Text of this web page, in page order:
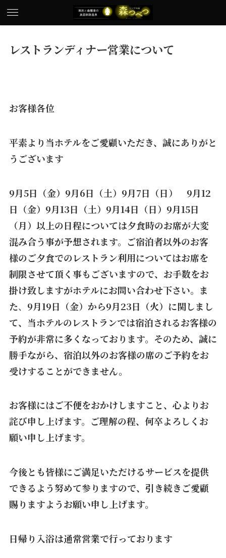
レストランディナー営業について
お客様各位
平素より当ホテルをご愛顧いただき、誠にありがと
うございます
9月5日（金）9月6日（土）9月7日（日） 9月12
日（金）9月13日（土）9月14日（日）9月15日
（月）以上の日程については夕食時のお席が大変
混み合う事が予想されます。ご宿泊者以外のお客
様のご夕食でのレストラン利用についてはお席を
制限させて頂く事もございますので、お手数をお
掛け致しますがホテルにお問い合わせ下さい。ま
た、 9月19日（金）から9月23日（火）に関しまし
て、当ホテルのレストランでは宿泊されるお客様の
予約が非常に多くなっております。そのため、誠に
勝手ながら、宿泊以外のお客様の席のご予約をお
受けすることができません。
お客様にはご不便をおかけしますこと、心よりお
詫び申し上げます。ご理解の程、何卒よろしくお
願い申し上げます。
今後とも皆様にご満足いただけるサービスを提供
できるよう努めて参りますので、引き続きご愛顧
賜りますようお願い申し上げます。
日帰り入浴は通常営業で行っております